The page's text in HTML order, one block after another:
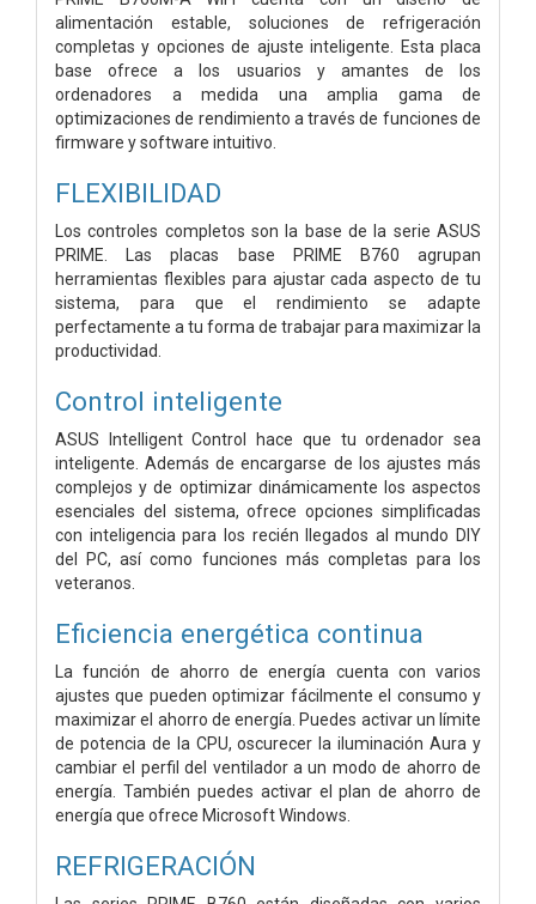
alimentación estable, soluciones de refrigeración
completas y opciones de ajuste inteligente. Esta placa
base ofrece a los usuarios y amantes de los
ordenadores a medida una amplia gama de
optimizaciones de rendimiento a través de funciones de
firmware y software intuitivo.
FLEXIBILIDAD
Los controles completos son la base de la serie ASUS
PRIME. Las placas base PRIME B760 agrupan
herramientas flexibles para ajustar cada aspecto de tu
sistema, para que el rendimiento se adapte
perfectamente a tu forma de trabajar para maximizar la
productividad.
Control inteligente
ASUS Intelligent Control hace que tu ordenador sea
inteligente. Además de encargarse de los ajustes más
complejos y de optimizar dinámicamente los aspectos
esenciales del sistema, ofrece opciones simplificadas
con inteligencia para los recién llegados al mundo DIY
del PC, así como funciones más completas para los
veteranos.
Eficiencia energética continua
La función de ahorro de energía cuenta con varios
ajustes que pueden optimizar fácilmente el consumo y
maximizar el ahorro de energía. Puedes activar un límite
de potencia de la CPU, oscurecer la iluminación Aura y
cambiar el perfil del ventilador a un modo de ahorro de
energía. También puedes activar el plan de ahorro de
energía que ofrece Microsoft Windows.
REFRIGERACIÓN